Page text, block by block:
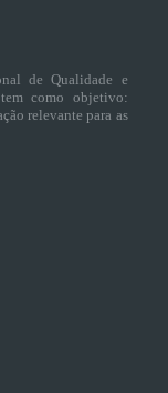
de Qualidade e
como objetivo:
relevante para as